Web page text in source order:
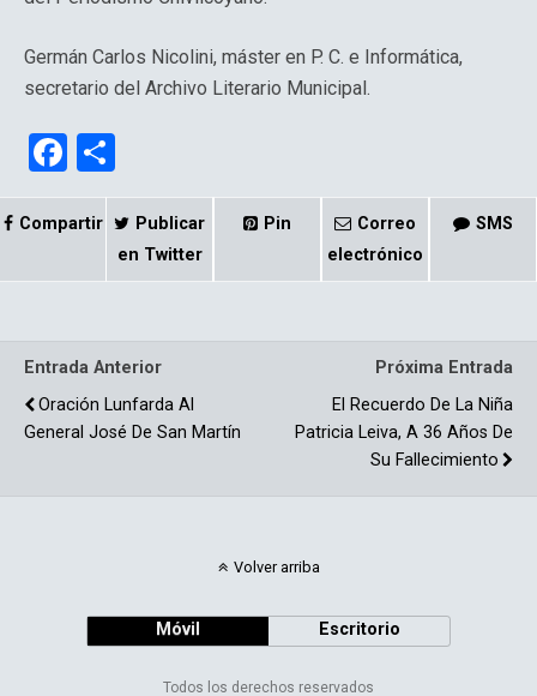
Germán Carlos Nicolini, máster en P. C. e Informática,
secretario del Archivo Literario Municipal.
F
a
ce
k
o
m
p
Compartir
Publicar
en Twitter
Pin
Correo
electrónico
SMS
Entrada Anterior
Oración Lunfarda Al
General José De San Martín
Próxima Entrada
El Recuerdo De La Niña
Patricia Leiva, A 36 Años De
Su Fallecimiento
Volver arriba
Móvil Escritorio
Todos los derechos reservados